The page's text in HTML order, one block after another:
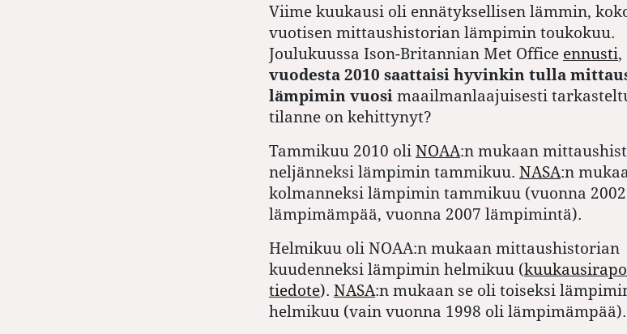
Viime kuukausi oli ennätyksellisen lämmin,
vuotisen mittaushistorian lämpimin toukokuu.
Joulukuussa Ison-Britannian Met Office ennusti,
vuodesta 2010 saattaisi hyvinkin tulla
lämpimin vuosi maailmanlaajuisesti
tilanne on kehittynyt?
Tammikuu 2010 oli NOAA:n mukaan
neljänneksi lämpimin tammikuu. NASA:n
kolmanneksi lämpimin tammikuu (vuonna
lämpimämpää, vuonna 2007 lämpimintä).
Helmikuu oli NOAA:n mukaan mittaushistorian
kuudenneksi lämpimin helmikuu (
tiedote). NASA:n mukaan se oli toiseksi
helmikuu (vain vuonna 1998 oli lämpimämpää).